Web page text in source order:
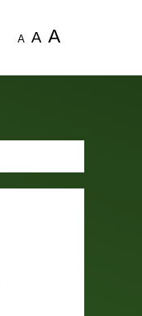
A A A